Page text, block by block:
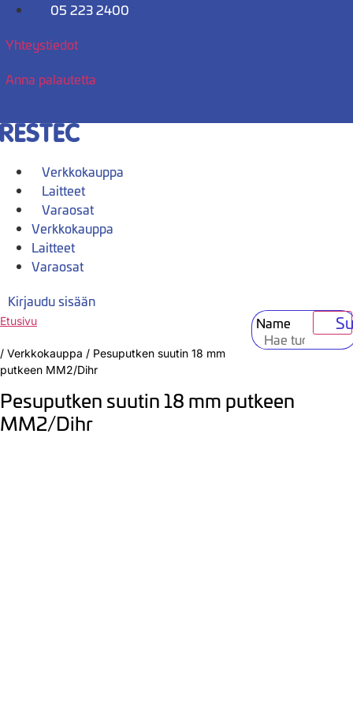
Mene
05 223 2400
Yhteystiedot
Anna palautetta
Verkkokauppa
Laitteet
Varaosat
Verkkokauppa
Laitteet
Varaosat
Kirjaudu sisään
Name
Etusivu
/ Verkkokauppa / Pesuputken suutin 18 mm
putkeen MM2/Dihr
Pesuputken suutin 18 mm putkeen
MM2/Dihr